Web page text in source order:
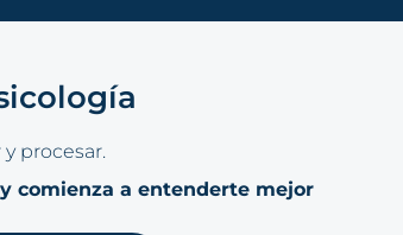
procesar.
comienza a entenderte mejor